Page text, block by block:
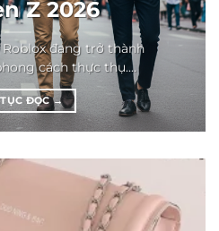
Z 2026
đang trở thành
cách thực thụ.
ĐỌC→